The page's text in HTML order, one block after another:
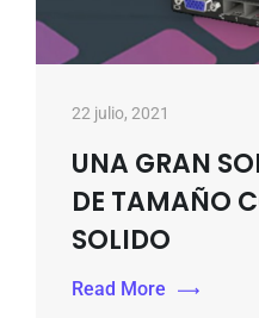
22 julio, 2021
UNA GRAN
DE TAMAÑO
SOLIDO
Read More